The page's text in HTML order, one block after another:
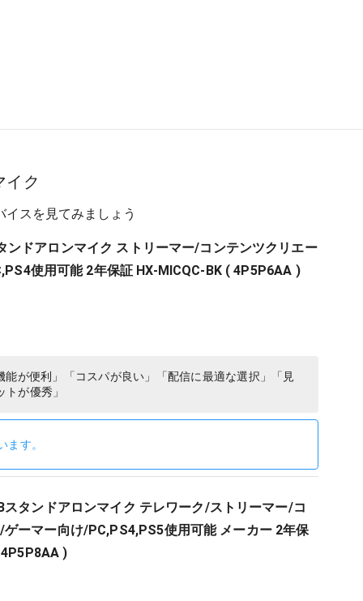
イク
スを見てみましょう
ンドアロンマイク ストリーマー/コンテンツクリエー
使用可能 2年保証 HX-MICQC-BK ( 4P5P6AA )
が便利」「コスパが良い」「配信に最適な選択」「見
が優秀」
す。
タンドアロンマイク テレワーク/ストリーマー/コ
ーマー向け/PC,PS4,PS5使用可能 メーカー 2年保
)